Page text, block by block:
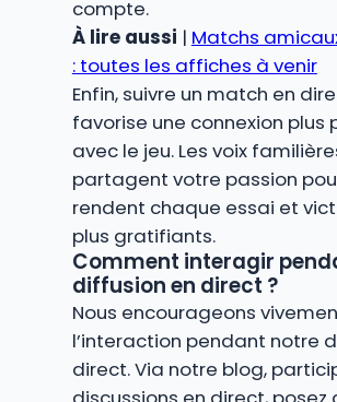
compte.
À lire aussi | Matchs
: toutes les affiches à venir
Enfin, suivre un match en
favorise une connexion plus
avec le jeu. Les voix
partagent votre passion
rendent chaque essai et
plus gratifiants.
Comment interagir
diffusion en direct ?
Nous encourageons
l’interaction pendant notre
direct. Via notre blog,